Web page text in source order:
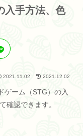
入手方法、色
2021.11.02 2021.12.02
ゲーム（STG）の入
確認できます。